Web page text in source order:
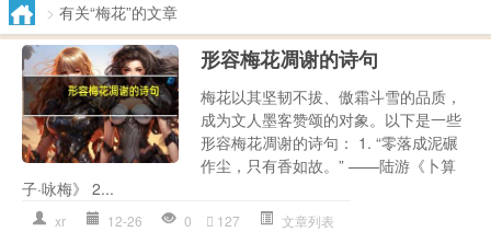
> 有关“梅花”的文章
形容梅花凋谢的诗句
梅花以其坚韧不拔、傲霜斗雪的品质，
成为文人墨客赞颂的对象。以下是一些
形容梅花凋谢的诗句： 1. “零落成泥碾
作尘，只有香如故。” ——陆游《卜算
子·咏梅》 2...
xr 12-26 0 127 文章列表